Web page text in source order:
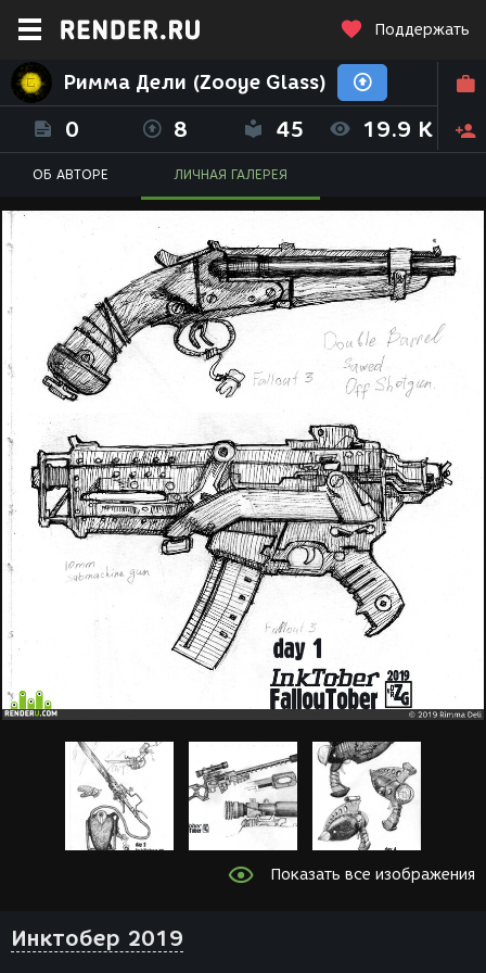
Поддержать
Римма Дели (Zooye Glass)
0 8 45 19.9 K
ОБ АВТОРЕ ЛИЧНАЯ ГАЛЕРЕЯ
Показать все изображения
Инктобер 2019